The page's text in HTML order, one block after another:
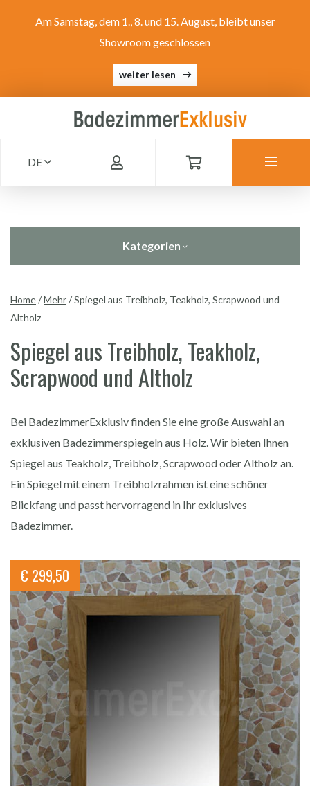
Am Samstag, dem 1., 8. und 15. August, bleibt unser
Showroom geschlossen
weiter lesen
DE
Kategorien
Home/Mehr/Spiegel aus Treibholz, Teakholz, Scrapwood und
Altholz
Spiegel aus Treibholz, Teakholz,
Scrapwood und Altholz
Bei BadezimmerExklusiv finden Sie eine große Auswahl an
exklusiven Badezimmerspiegeln aus Holz. Wir bieten Ihnen
Spiegel aus Teakholz, Treibholz, Scrapwood oder Altholz an.
Ein Spiegel mit einem Treibholzrahmen ist eine schöner
Blickfang und passt hervorragend in Ihr exklusives
Badezimmer.
€ 299,50